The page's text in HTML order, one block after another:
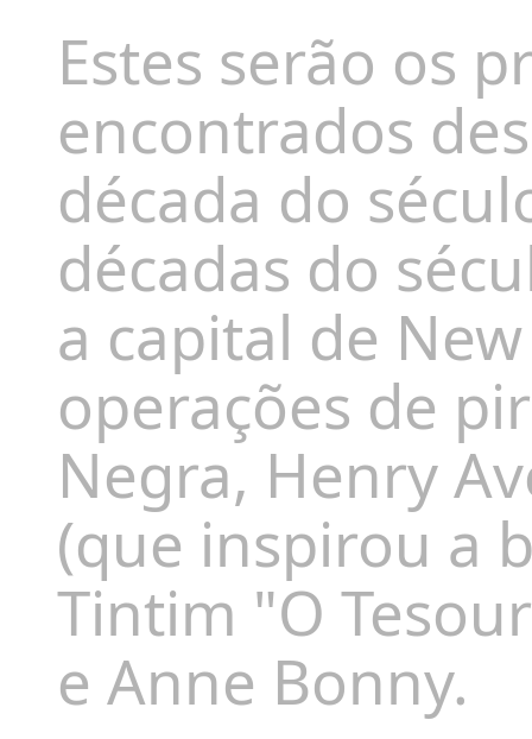
Estes serão os
encontrados
década do
décadas do
a capital de
operações de
Negra, Henry
(que inspirou a
Tintim "O
e Anne Bonny.